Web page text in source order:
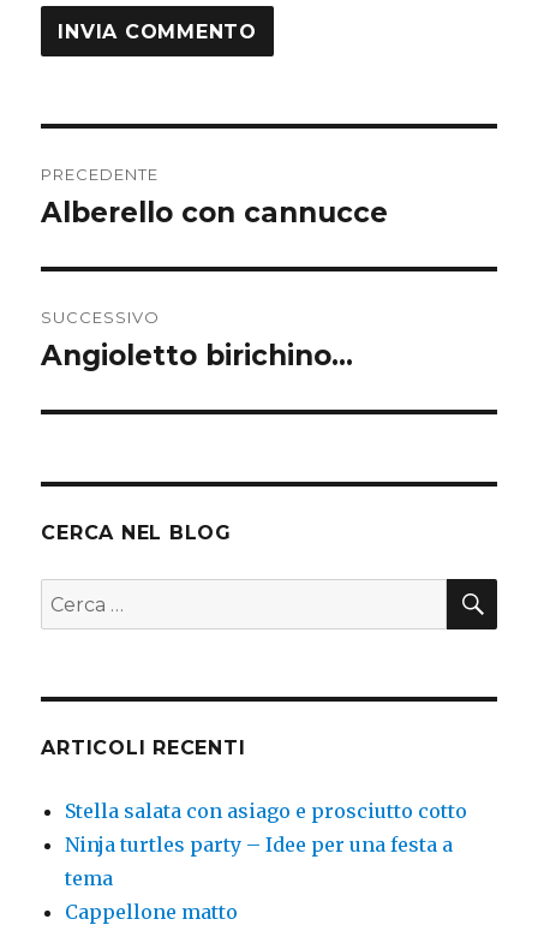
articoli
PRECEDENTE
Articolo
Alberello con cannucce
SUCCESSIVO
Articolo
Angioletto birichino…
CERCA NEL BLOG
Cerca:
ARTICOLI RECENTI
Stella salata con asiago e prosciutto cotto
Ninja turtles party – Idee per una festa a
tema
Cappellone matto